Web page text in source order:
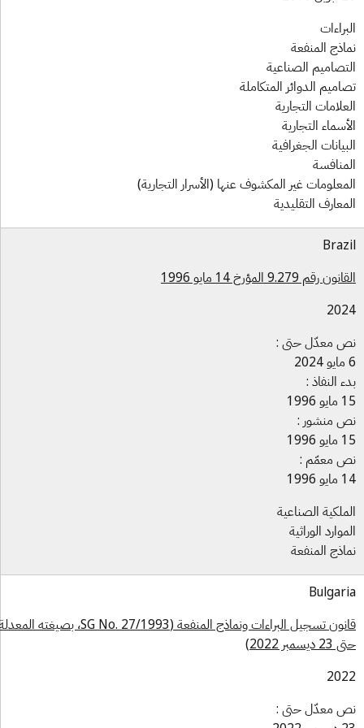
المنفعة
الصناعية
الدوائر المتكاملة
التجارية
التجارية
الجغرافية
غير المكشوف عنها (الأسرار التجارية)
التقليدية
رقم 9.279 المؤرخ 14 مايو 1996
معدّل حتى :
النفاذ :
منشور :
معمّم :
الصناعية
الوراثية
المنفعة
قانون تسجيل البراءات ونماذج المنفعة (SG No. 27/1993، بصيغته المعدلة
2022)
معدّل حتى :